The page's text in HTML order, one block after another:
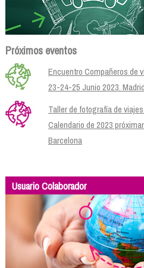
Próximos eventos
Encuentro Compañeros de
23-24-25 Junio 2023. Madrid
Taller de fotografía de viajes.
Calendario de 2023
Barcelona
Usuario Colaborador